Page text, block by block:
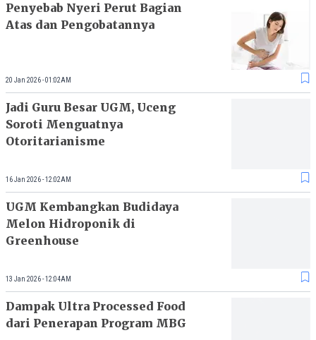
Penyebab Nyeri Perut Bagian
Atas dan Pengobatannya
20 Jan 2026 - 01:02AM
Jadi Guru Besar UGM, Uceng
Soroti Menguatnya
Otoritarianisme
16 Jan 2026 - 12:02AM
UGM Kembangkan Budidaya
Melon Hidroponik di
Greenhouse
13 Jan 2026 - 12:04AM
Dampak Ultra Processed Food
dari Penerapan Program MBG